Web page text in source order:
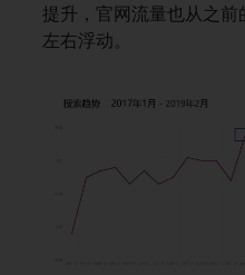
提升，官网流量也从之前
左右浮动。